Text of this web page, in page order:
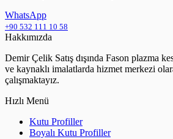
WhatsApp
+90 532 111 10 58
Hakkımızda
Demir Çelik Satış dışında Fason plazma
ve kaynaklı imalatlarda hizmet merkezi
çalışmaktayız.
Hızlı Menü
Kutu Profiller
Boyalı Kutu Profiller